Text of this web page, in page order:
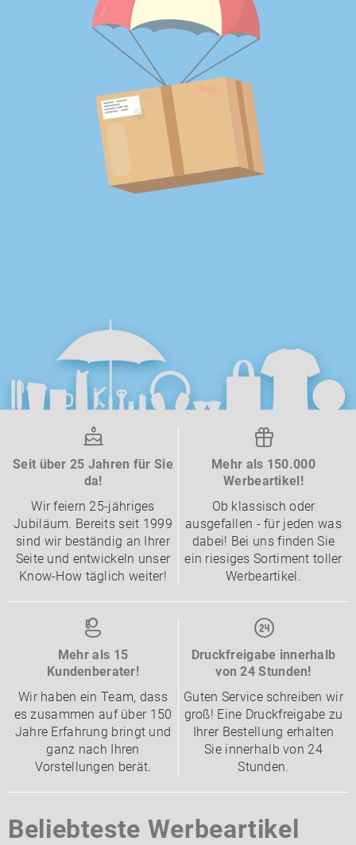
Seit über 25 Jahren für Sie
da!
Wir feiern 25-jähriges
Jubiläum. Bereits seit 1999
sind wir beständig an Ihrer
Seite und entwickeln unser
Know-How täglich weiter!
Mehr als 150.000
Werbeartikel!
Ob klassisch oder
ausgefallen - für jeden was
dabei! Bei uns finden Sie
ein riesiges Sortiment toller
Werbeartikel.
Mehr als 15
Kundenberater!
Wir haben ein Team, dass
es zusammen auf über 150
Jahre Erfahrung bringt und
ganz nach Ihren
Vorstellungen berät.
Druckfreigabe innerhalb
von 24 Stunden!
Guten Service schreiben wir
groß! Eine Druckfreigabe zu
Ihrer Bestellung erhalten
Sie innerhalb von 24
Stunden.
Beliebteste Werbeartikel